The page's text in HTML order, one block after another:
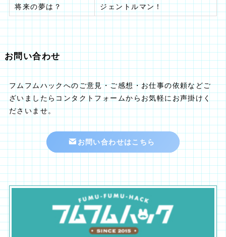
将来の夢は？ ジェントルマン！
お問い合わせ
フムフムハックへのご意見・ご感想・お仕事の依頼などご
ざいましたらコンタクトフォームからお気軽にお声掛けく
ださいませ。
お問い合わせはこちら